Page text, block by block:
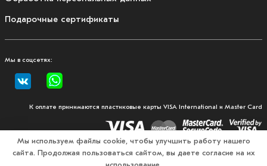
Подарочные сертификаты
Мы в соцсетях:
К оплате принимаются пластиковые карты VISA International и Master Card
© 2026, Fullmount — магазин одежды и экипировки для
Мы используем файлы cookie, чтобы улучшить работу нашего
сайта. Продолжая пользоваться сайтом, вы даете согласие на их
использование.